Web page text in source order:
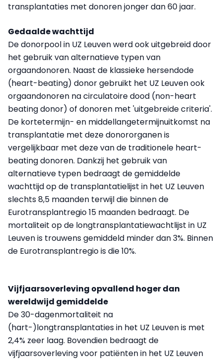
transplantaties met donoren jonger dan 60 jaar.
Gedaalde wachttijd
De donorpool in UZ Leuven werd ook uitgebreid door
het gebruik van alternatieve typen van
orgaandonoren. Naast de klassieke hersendode
(heart-beating) donor gebruikt het UZ Leuven ook
orgaandonoren na circulatoire dood (non-heart
beating donor) of donoren met 'uitgebreide criteria'.
De kortetermijn- en middellangetermijnuitkomst na
transplantatie met deze donororganen is
vergelijkbaar met deze van de traditionele heart-
beating donoren. Dankzij het gebruik van
alternatieve typen bedraagt de gemiddelde
wachttijd op de transplantatielijst in het UZ Leuven
slechts 8,5 maanden terwijl die binnen de
Eurotransplantregio 15 maanden bedraagt. De
mortaliteit op de longtransplantatiewachtlijst in UZ
Leuven is trouwens gemiddeld minder dan 3%. Binnen
de Eurotransplantregio is die 10%.
Vijfjaarsoverleving opvallend hoger dan
wereldwijd gemiddelde
De 30-dagenmortaliteit na
(hart-)longtransplantaties in het UZ Leuven is met
2,4% zeer laag. Bovendien bedraagt de
vijfjaarsoverleving voor patiënten in het UZ Leuven